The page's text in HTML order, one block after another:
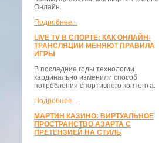
Онлайн.
Подробнее...
LIVE TV В СПОРТЕ: КАК ОНЛАЙН-
ТРАНСЛЯЦИИ МЕНЯЮТ ПРАВИЛА
ИГРЫ
В последние годы технологии
кардинально изменили способ
потребления спортивного контента.
Подробнее...
МАРТИН КАЗИНО: ВИРТУАЛЬНОЕ
ПРОСТРАНСТВО АЗАРТА С
ПРЕТЕНЗИЕЙ НА СТИЛЬ